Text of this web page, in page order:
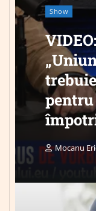
Show
Mocanu